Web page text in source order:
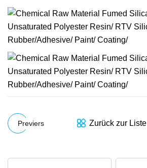
Previers Zurück zur Liste